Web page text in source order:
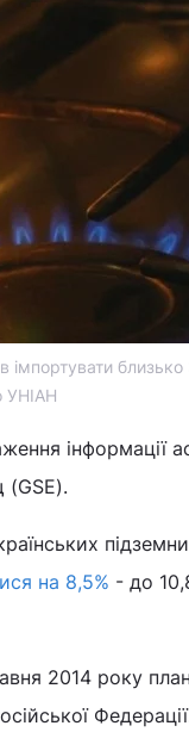
імпортувати
УНІАН
інформації
(GSE).
на 8,5% - до
2014 року